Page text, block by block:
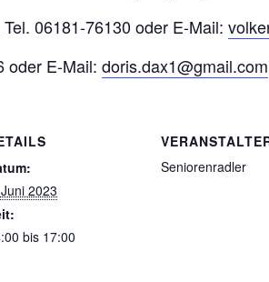
06181-76130 oder E-Mail:
oder E-Mail: doris.dax1@gmail.com
2023
bis 17:00
Seniorenradler